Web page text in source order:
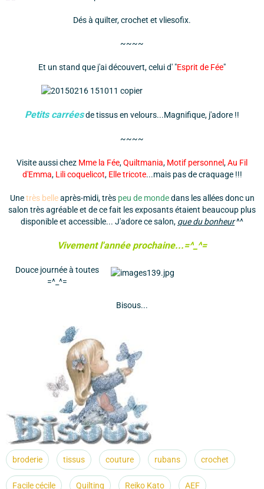
Dés à quilter, crochet et vliesofix.
~~~~
Et un stand que j'ai découvert, celui d' "Esprit de Fée"
Petits carréesde tissus en velours...Magnifique, j'adore !!
~~~~
Visite aussi chez Mme la Fée,Quiltmania, Motif personnel,Au Fil
d'Emma, Lili coquelicot, Elle tricote...mais pas de craquage !!!
Unetrès belleaprès-midi, très peu de mondedans les allées donc un
salon très agréable et de ce fait les exposants étaient beaucoup plus
disponible et accessible... J'adore ce salon, que du bonheur^^
Vivement l'année prochaine...=^_^=
Douce journée à toutes
=^_^=
Bisous...
broderie tissus couture rubans crochet
Facile cécile Quilting Reiko Kato AEF